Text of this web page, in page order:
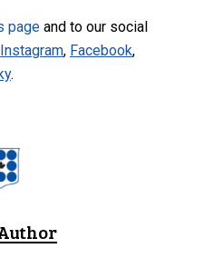
page and to our social
Instagram, Facebook,
.